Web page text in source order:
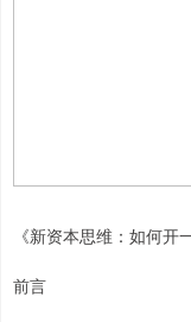
《新资本思维：如何
前言